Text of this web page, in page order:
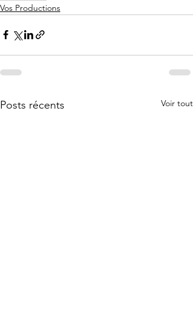
Vos Productions
Posts récents Voir tout